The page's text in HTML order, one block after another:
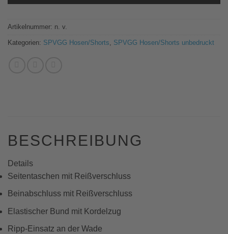
Artikelnummer: n. v.
Kategorien: SPVGG Hosen/Shorts SPVGG Hosen/Shorts unbedruckt
BESCHREIBUNG
Details
Seitentaschen mit Reißverschluss
Beinabschluss mit Reißverschluss
Elastischer Bund mit Kordelzug
Ripp-Einsatz an der Wade